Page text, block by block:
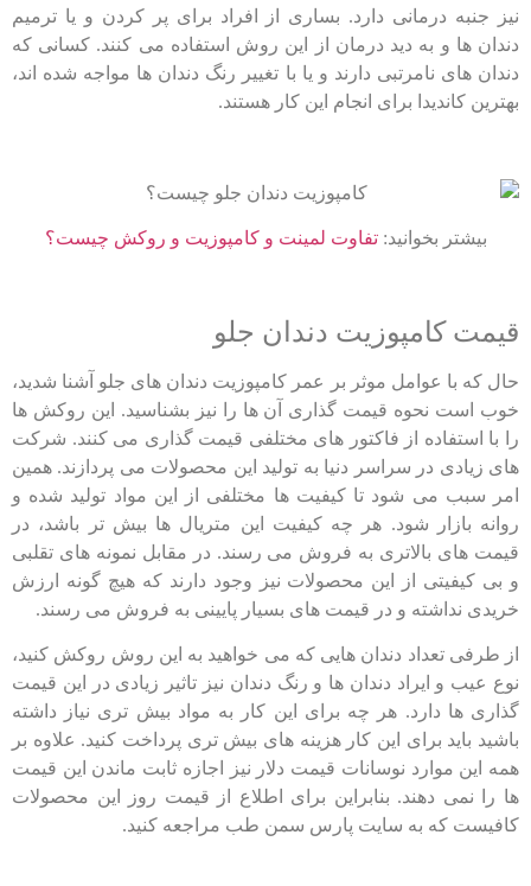
نیز جنبه درمانی دارد. بساری از افراد برای پر کردن و یا ترمیم
دندان ها و به دید درمان از این روش استفاده می کنند. کسانی که
دندان های نامرتبی دارند و یا با تغییر رنگ دندان ها مواجه شده اند،
بهترین کاندیدا برای انجام این کار هستند.
بیشتر بخوانید:تفاوت لمینت و کامپوزیت و روکش چیست؟
قیمت کامپوزیت دندان جلو
حال که با عوامل موثر بر عمر کامپوزیت دندان های جلو آشنا شدید،
خوب است نحوه قیمت گذاری آن ها را نیز بشناسید. این روکش ها
را با استفاده از فاکتور های مختلفی قیمت گذاری می کنند. شرکت
های زیادی در سراسر دنیا به تولید این محصولات می پردازند. همین
امر سبب می شود تا کیفیت ها مختلفی از این مواد تولید شده و
روانه بازار شود. هر چه کیفیت این متریال ها بیش تر باشد، در
قیمت های بالاتری به فروش می رسند. در مقابل نمونه های تقلبی
و بی کیفیتی از این محصولات نیز وجود دارند که هیچ گونه ارزش
خریدی نداشته و در قیمت های بسیار پایینی به فروش می رسند.
از طرفی تعداد دندان هایی که می خواهید به این روش روکش کنید،
نوع عیب و ایراد دندان ها و رنگ دندان نیز تاثیر زیادی در این قیمت
گذاری ها دارد. هر چه برای این کار به مواد بیش تری نیاز داشته
باشید باید برای این کار هزینه های بیش تری پرداخت کنید. علاوه بر
همه این موارد نوسانات قیمت دلار نیز اجازه ثابت ماندن این قیمت
ها را نمی دهند. بنابراین برای اطلاع از قیمت روز این محصولات
کافیست که به سایت پارس سمن طب مراجعه کنید.